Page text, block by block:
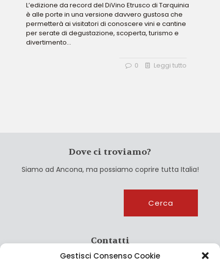
Gestisci Consenso Cookie
L’edizione da record del DiVino Etrusco di Tarquinia
è alle porte in una versione davvero gustosa che
permetterà ai visitatori di conoscere vini e cantine
per serate di degustazione, scoperta, turismo e
divertimento...
0 Leggi tutto
Dove ci troviamo?
Siamo ad Ancona, ma possiamo coprire tutta Italia!
Cerca
Contatti
info@culturagroalimentare.com